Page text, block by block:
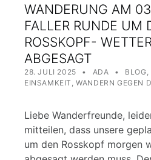
WANDERUNG AM
FALLER RUNDE UM
ROSSKOPF-
ABGESAGT
POSTED ON:
28. JULI 2025 ADA CATEGORIZED IN:
BLOG
EINSAMKEIT ,WANDERN GEGEN
Liebe Wanderfreunde,
mitteilen, dass unsere
um den Rosskopf morgen